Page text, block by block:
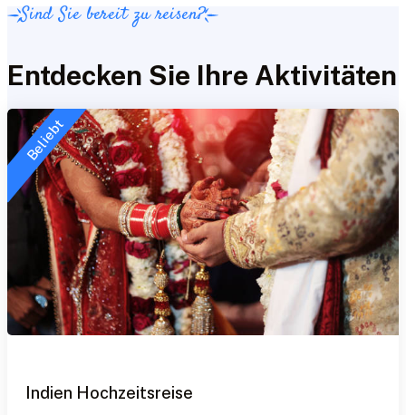
Sind Sie bereit zu reisen?
Entdecken Sie Ihre Aktivitäten
Beliebt
Indien Hochzeitsreise